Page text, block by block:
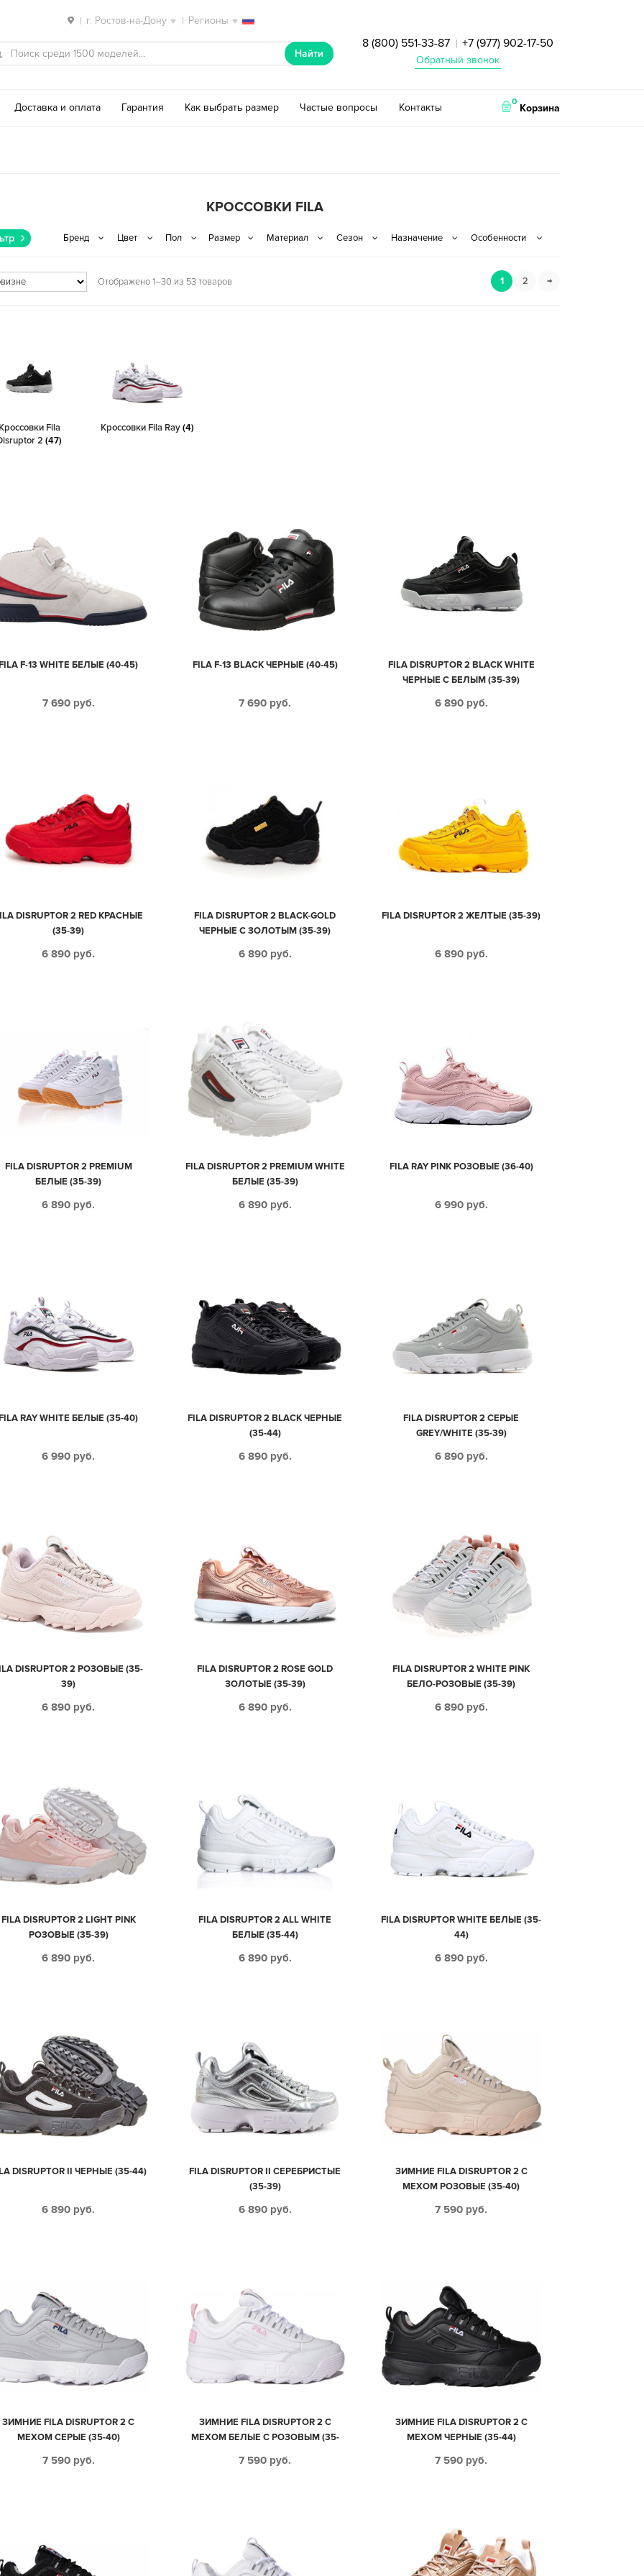
| г. Ростов-на-Дону | Регионы
Найти
8 (800) 551-33-87 | +7 (977) 902-17-50
Обратный звонок
Доставка и оплата Гарантия Как выбрать размер Частые вопросы Контакты 0
Корзина
КРОССОВКИ FILA
Отображено 1–30 из 53 товаров 1 2 →
Fila
2(47)
Кроссовки Fila Ray(4)
F-13 WHITE БЕЛЫЕ (40-45)
7 690 руб.
FILA F-13 BLACK ЧЕРНЫЕ (40-45)
7 690 руб.
FILA DISRUPTOR 2 BLACK WHITE
ЧЕРНЫЕ С БЕЛЫМ (35-39)
6 890 руб.
DISRUPTOR 2 RED КРАСНЫЕ
(35-39)
6 890 руб.
FILA DISRUPTOR 2 BLACK-GOLD
ЧЕРНЫЕ С ЗОЛОТЫМ (35-39)
6 890 руб.
FILA DISRUPTOR 2 ЖЕЛТЫЕ (35-39)
6 890 руб.
FILA DISRUPTOR 2 PREMIUM
БЕЛЫЕ (35-39)
6 890 руб.
FILA DISRUPTOR 2 PREMIUM WHITE
БЕЛЫЕ (35-39)
6 890 руб.
FILA RAY PINK РОЗОВЫЕ (36-40)
6 990 руб.
RAY WHITE БЕЛЫЕ (35-40)
6 990 руб.
FILA DISRUPTOR 2 BLACK ЧЕРНЫЕ
(35-44)
6 890 руб.
FILA DISRUPTOR 2 СЕРЫЕ
GREY/WHITE (35-39)
6 890 руб.
DISRUPTOR 2 РОЗОВЫЕ (35-
39)
6 890 руб.
FILA DISRUPTOR 2 ROSE GOLD
ЗОЛОТЫЕ (35-39)
6 890 руб.
FILA DISRUPTOR 2 WHITE PINK
БЕЛО-РОЗОВЫЕ (35-39)
6 890 руб.
FILA DISRUPTOR 2 LIGHT PINK
РОЗОВЫЕ (35-39)
6 890 руб.
FILA DISRUPTOR 2 ALL WHITE
БЕЛЫЕ (35-44)
6 890 руб.
FILA DISRUPTOR WHITE БЕЛЫЕ (35-
44)
6 890 руб.
DISRUPTOR II ЧЕРНЫЕ (35-44)
6 890 руб.
FILA DISRUPTOR II СЕРЕБРИСТЫЕ
(35-39)
6 890 руб.
ЗИМНИЕ FILA DISRUPTOR 2 С
МЕХОМ РОЗОВЫЕ (35-40)
7 590 руб.
ЗИМНИЕ FILA DISRUPTOR 2 С
МЕХОМ СЕРЫЕ (35-40)
7 590 руб.
ЗИМНИЕ FILA DISRUPTOR 2 С
МЕХОМ БЕЛЫЕ С РОЗОВЫМ (35-
7 590 руб.
ЗИМНИЕ FILA DISRUPTOR 2 С
МЕХОМ ЧЕРНЫЕ (35-44)
7 590 руб.